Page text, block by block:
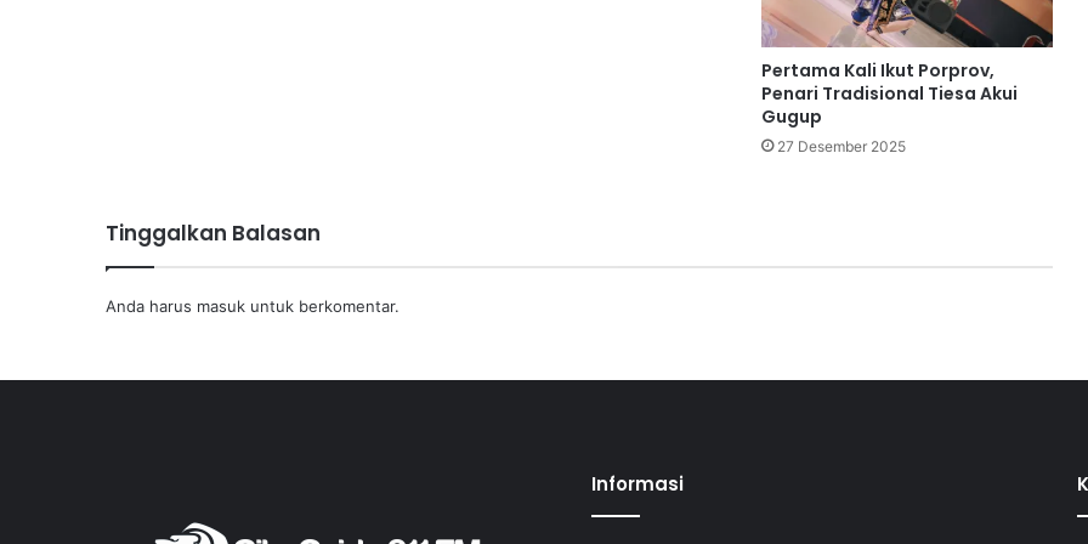
Pertama Kali Ikut Porprov,
Penari Tradisional Tiesa Akui
Gugup
27 Desember 2025
Tinggalkan Balasan
Anda harus masuk untuk berkomentar.
Informasi